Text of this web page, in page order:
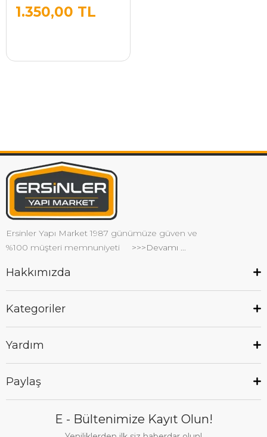
1.350,00 TL
Ersinler Yapı Market 1987 günümüze güven ve
%100 müşteri memnuniyeti
>>>Devamı ...
Hakkımızda
Kategoriler
Yardım
Paylaş
E - Bültenimize Kayıt Olun!